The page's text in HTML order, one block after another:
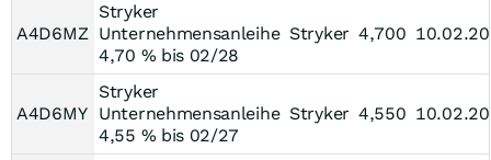
A4D6MZ
Stryker
Unternehmensanleihe
4,70 % bis 02/28
Stryker 4,700
A4D6MY
Stryker
Unternehmensanleihe
4,55 % bis 02/27
Stryker 4,550